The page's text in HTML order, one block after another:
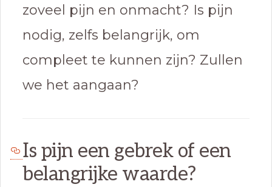
zoveel pijn en onmacht? Is pijn
nodig, zelfs belangrijk, om
compleet te kunnen zijn? Zullen
we het aangaan?
Is pijn een gebrek of een
belangrijke waarde?